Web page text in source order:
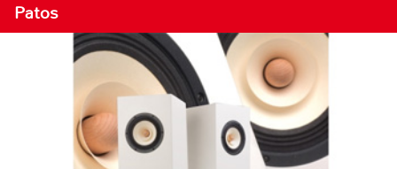
Patos